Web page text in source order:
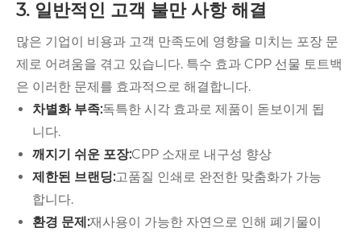
3. 일반적인 고객 불만 사항 해결
많은 기업이 비용과 고객 만족도에 영향을 미치는 포장 문
제로 어려움을 겪고 있습니다. 특수 효과 CPP 선물 토트백
은 이러한 문제를 효과적으로 해결합니다.
차별화 부족:독특한 시각 효과로 제품이 돋보이게 됩
니다.
깨지기 쉬운 포장:CPP 소재로 내구성 향상
제한된 브랜딩:고품질 인쇄로 완전한 맞춤화가 가능
합니다.
환경 문제:재사용이 가능한 자연으로 인해 폐기물이